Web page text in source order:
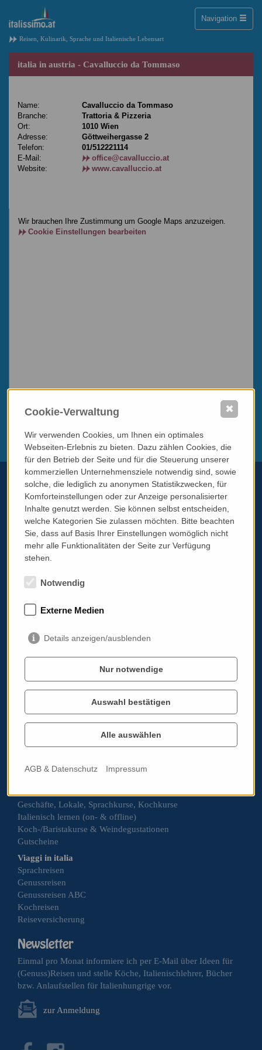
Reisen, Kulinarik, Sprache und Italienische Lebensart
Navigation Toggle
italia in austria - Cavalluccio da Tommaso
Name:
Cavalluccio da Tommaso
Branche:
Trattoria & Pizzeria
Ort:
1010 Wien
Adresse:
Göttweihergasse 2
Telefon:
01/512221114
E-Mail:
office@cavalluccio.at
Website:
www.cavalluccio.at
Wir brauchen Ihre Zustimmung um Google Maps anzuzeigen.
Cookie Einstellungen bearbeiten
Telefon: +43 699 11784690
Email:info@italissimo.at
Kontaktadresse:
italissimo.at
3400 Klosterneuburg
Impressum
Standardinformationsplatz PRG
Werben auf italissimo.at
Geschäfte, Lokale, Sprachkurse, Kochkurse
Italienisch lernen (on- & offline)
Koch-/Baristakurse & Weindegustationen
Gutscheine
Viaggi in italia
Sprachreisen
Genussreisen
Genussreisen ABC
Kochreisen
Reiseversicherung
Einmal pro Monat informiere ich per E-Mail über Ideen für
(Genuss)Reisen und stelle Köche, Italienischlehrer, Bücher
bzw. Anlaufstellen für Italienhungrige vor.
zur Anmeldung
Cookie-Verwaltung
Wir verwenden Cookies, um Ihnen ein optimales
Webseiten-Erlebnis zu bieten. Dazu zählen Cookies, die
für den Betrieb der Seite und für die Steuerung unserer
kommerziellen Unternehmensziele notwendig sind, sowie
solche, die lediglich zu anonymen Statistikzwecken, für
Komforteinstellungen oder zur Anzeige personalisierter
Inhalte genutzt werden. Sie können selbst entscheiden,
welche Kategorien Sie zulassen möchten. Bitte beachten
Sie, dass auf Basis Ihrer Einstellungen womöglich nicht
mehr alle Funktionalitäten der Seite zur Verfügung
stehen.
Notwendig
Externe Medien
Details anzeigen/ausblenden
Nur notwendige
Auswahl bestätigen
Alle auswählen
AGB & Datenschutz Impressum
✖